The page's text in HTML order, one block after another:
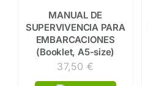
MANUAL DE
SUPERVIVENCIA PARA
EMBARCACIONES
(Booklet, A5-size)
37,50 €